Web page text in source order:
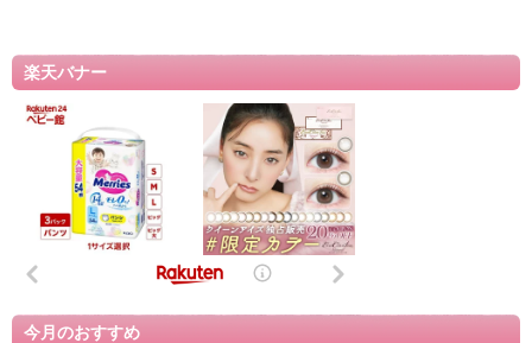
楽天バナー
今月のおすすめ